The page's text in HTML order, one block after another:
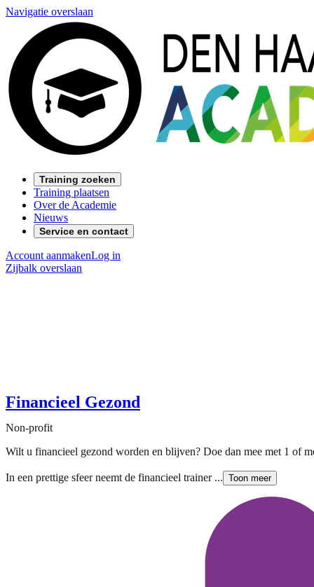
Navigatie overslaan
Training zoeken
Training plaatsen
Over de Academie
Nieuws
Service en contact
Account aanmakenLog in
Zijbalk overslaan
Financieel Gezond
Non-profit
Wilt u financieel gezond worden en blijven? Doe dan mee met 1 of
In een prettige sfeer neemt de financieel trainer ... Toon meer